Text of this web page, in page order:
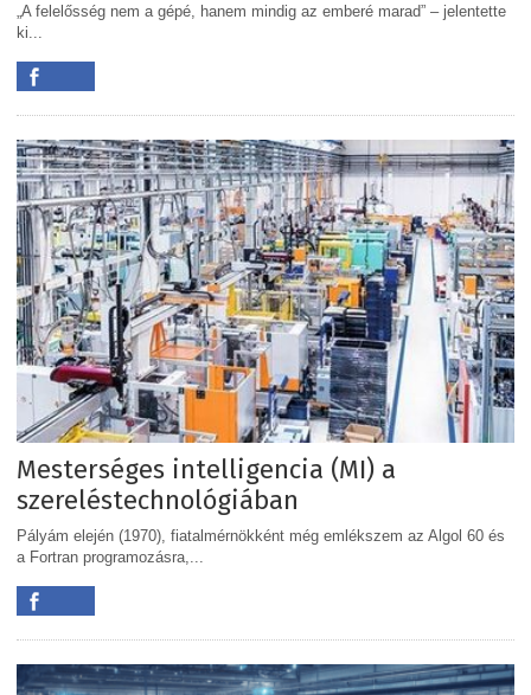
„A felelősség nem a gépé, hanem mindig az emberé marad” – jelentette
ki...
Mesterséges intelligencia (MI) a
szereléstechnológiában
Pályám elején (1970), fiatalmérnökként még emlékszem az Algol 60 és
a Fortran programozásra,...